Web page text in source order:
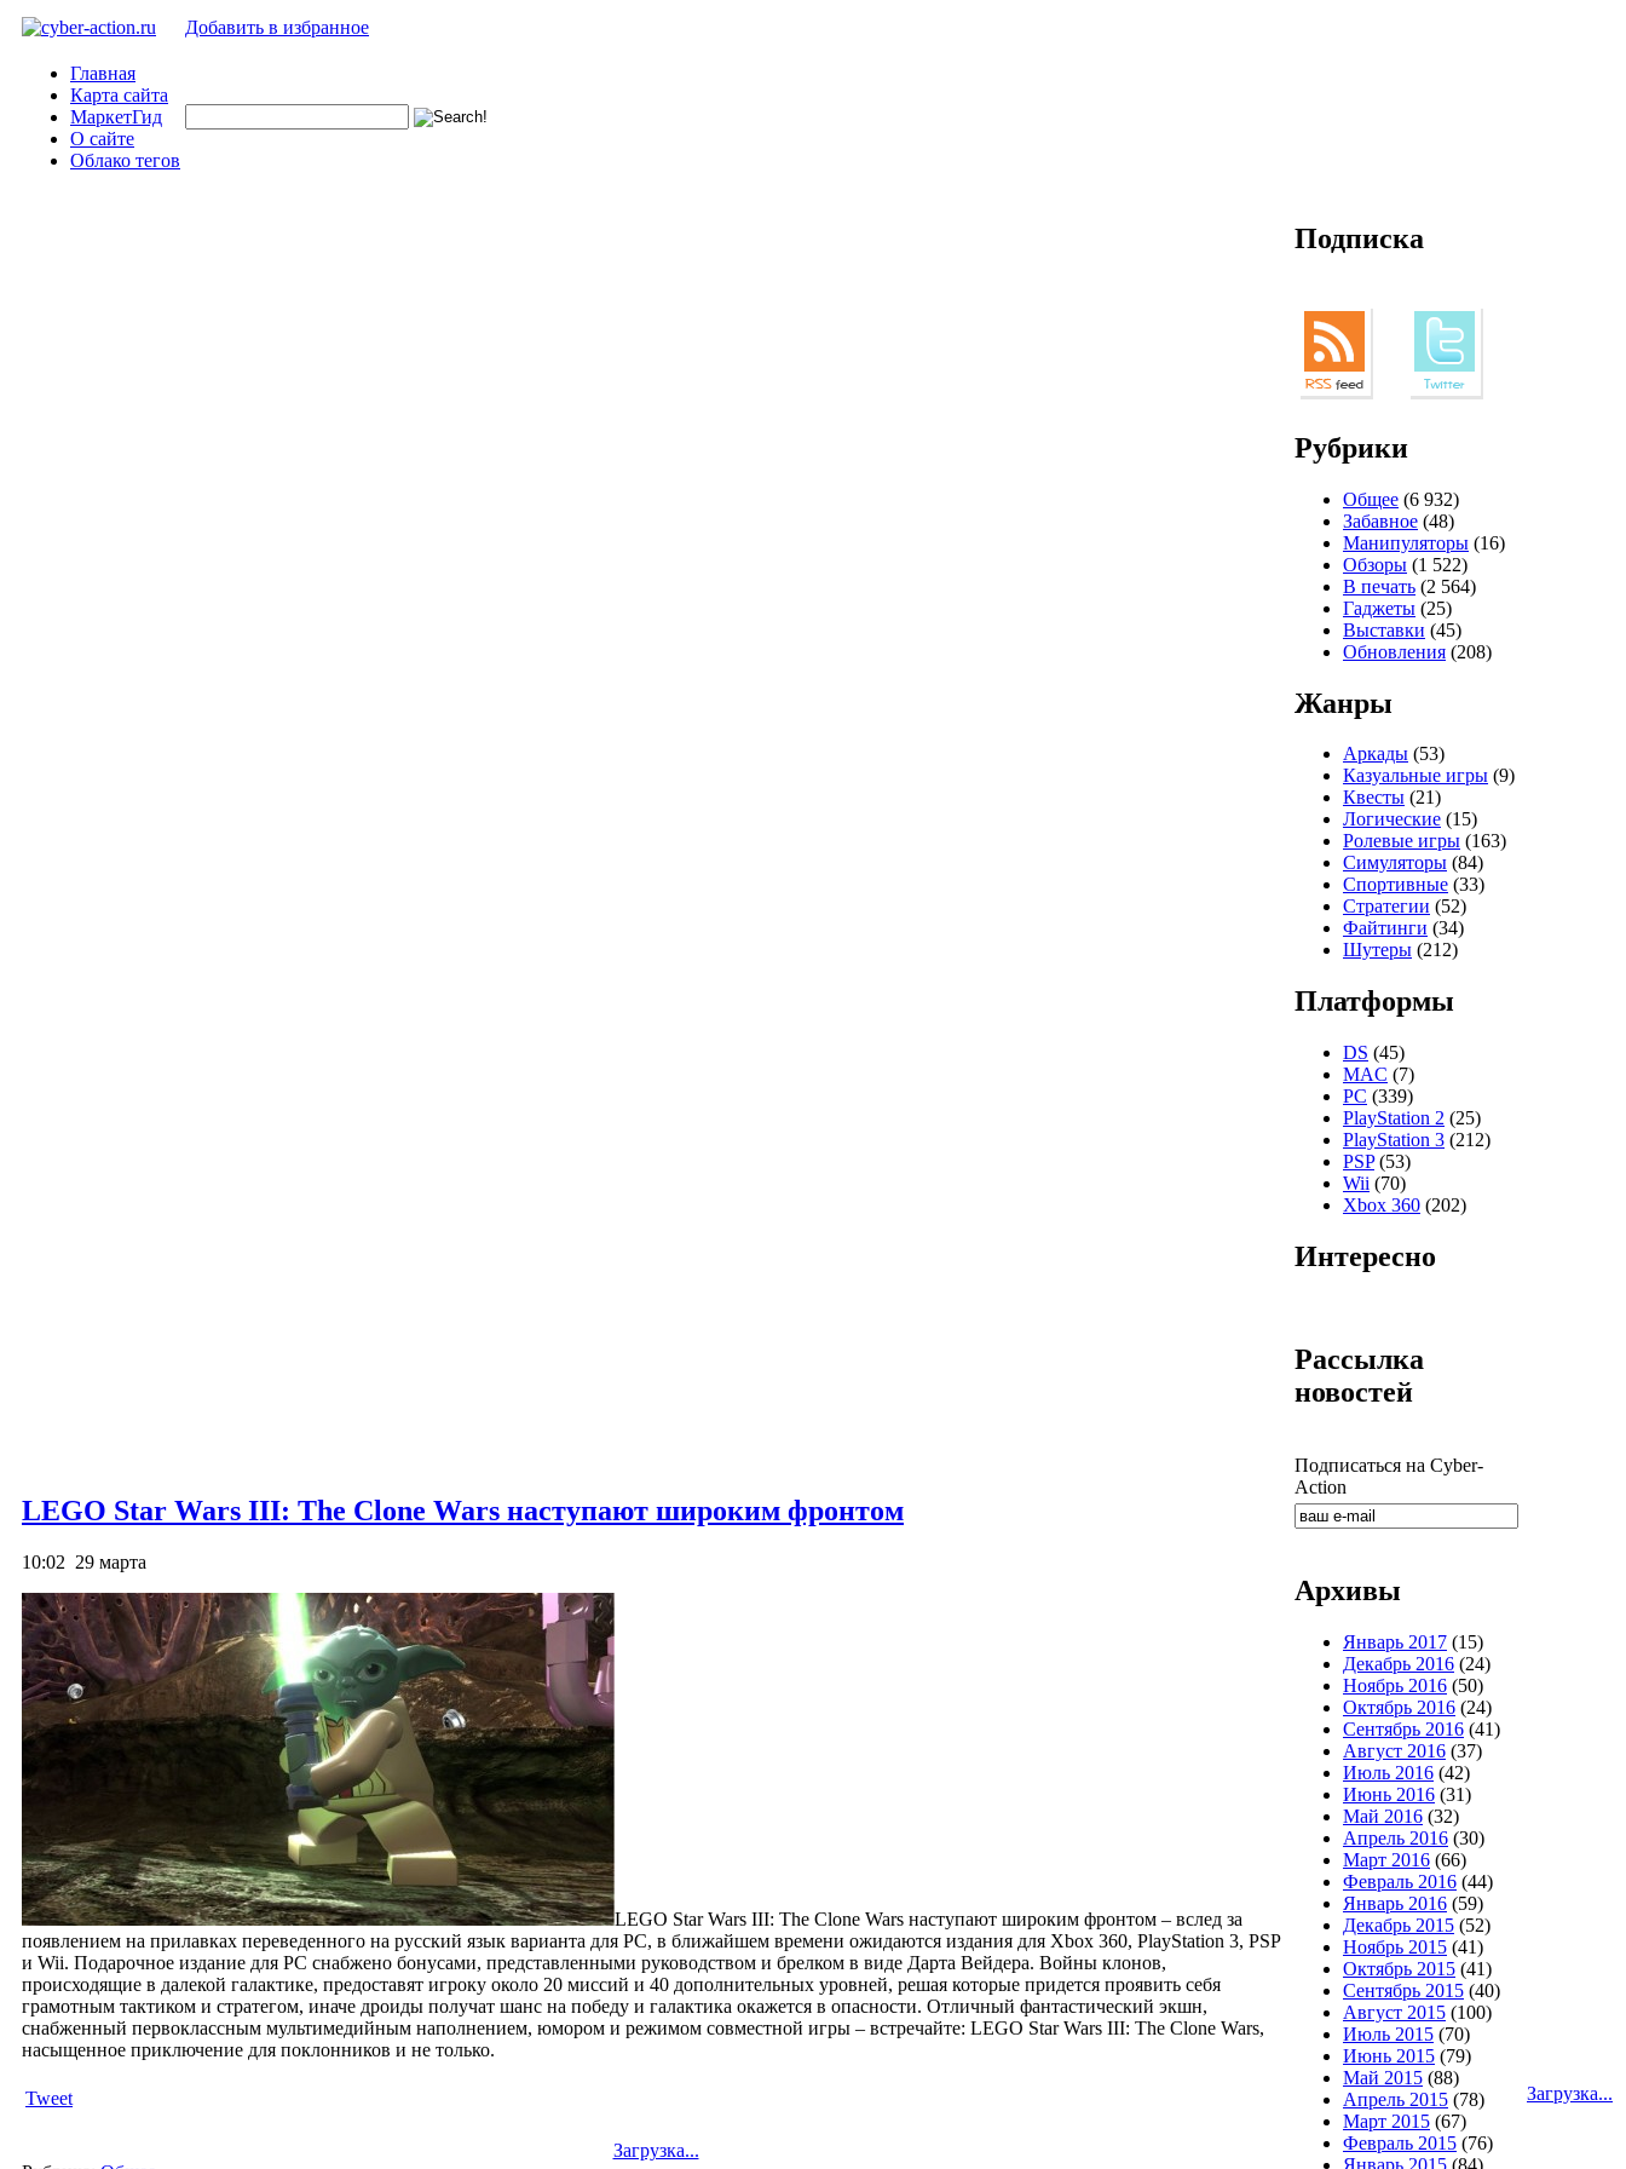
Добавить в избранное
Главная
Карта сайта
МаркетГид
О сайте
Облако тегов
LEGO Star Wars III: The Clone Wars наступают широким фронтом
10:02 29 марта
LEGO Star Wars III: The Clone Wars наступают широким фронтом – вслед за
появлением на прилавках переведенного на русский язык варианта для PC, в ближайшем времени ожидаются издания для Xbox 360, PlayStation 3, PSP
и Wii. Подарочное издание для РС снабжено бонусами, представленными руководством и брелком в виде Дарта Вейдера. Войны клонов,
происходящие в далекой галактике, предоставят игроку около 20 миссий и 40 дополнительных уровней, решая которые придется проявить себя
грамотным тактиком и стратегом, иначе дроиды получат шанс на победу и галактика окажется в опасности. Отличный фантастический экшн,
снабженный первоклассным мультимедийным наполнением, юмором и режимом совместной игры – встречайте: LEGO Star Wars III: The Clone Wars,
насыщенное приключение для поклонников и не только.
Tweet
Загрузка...
Подписка
Рубрики
Общее (6 932)
Забавное (48)
Манипуляторы (16)
Обзоры (1 522)
В печать (2 564)
Гаджеты (25)
Выставки (45)
Обновления (208)
Жанры
Аркады (53)
Казуальные игры (9)
Квесты (21)
Логические (15)
Ролевые игры (163)
Симуляторы (84)
Спортивные (33)
Стратегии (52)
Файтинги (34)
Шутеры (212)
Платформы
DS (45)
MAC (7)
PC (339)
PlayStation 2 (25)
PlayStation 3 (212)
PSP(53)
Wii (70)
Xbox 360 (202)
Интересно
Рассылка
новостей
Подписаться на Cyber-
Action
Архивы
Январь 2017 (15)
Декабрь 2016 (24)
Ноябрь 2016 (50)
Октябрь 2016 (24)
Сентябрь 2016 (41)
Август 2016 (37)
Июль 2016 (42)
Июнь 2016 (31)
Май 2016 (32)
Апрель 2016 (30)
Март 2016 (66)
Февраль 2016 (44)
Январь 2016 (59)
Декабрь 2015 (52)
Ноябрь 2015 (41)
Октябрь 2015 (41)
Сентябрь 2015 (40)
Август 2015 (100)
Июль 2015 (70)
Июнь 2015 (79)
Май 2015 (88)
Апрель 2015 (78)
Март 2015 (67)
Февраль 2015 (76)
Январь 2015 (84)
Загрузка...